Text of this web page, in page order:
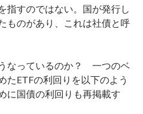
指すのではない。国が発行し
ものがあり、これは社債と呼
なっているのか？ 一つのベ
たETFの利回りを以下のよう
に国債の利回りも再掲載す